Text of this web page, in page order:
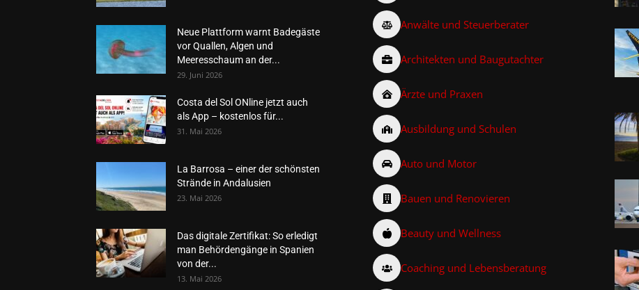
Neue Plattform warnt Badegäste
vor Quallen, Algen und
Meeresschaum an der...
29. Juni 2026
Costa del Sol ONline jetzt auch
als App – kostenlos für...
31. Mai 2026
La Barrosa – einer der schönsten
Strände in Andalusien
23. Mai 2026
Das digitale Zertifikat: So erledigt
man Behördengänge in Spanien
von der...
13. Mai 2026
Anwälte und Steuerberater
Architekten und Baugutachter
Ärzte und Praxen
Ausbildung und Schulen
Auto und Motor
Bauen und Renovieren
Beauty und Wellness
Coaching und Lebensberatung